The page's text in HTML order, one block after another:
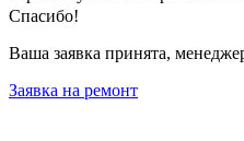
Спасибо!
Ваша заявка принята,
Заявка на ремонт